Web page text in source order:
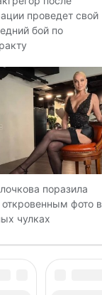
проведет свой
бой по
поразила
откровенным фото в
чулках